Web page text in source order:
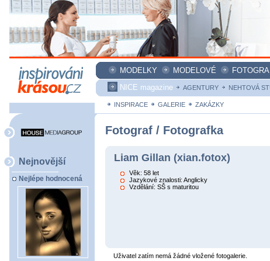
MODELKY MODELOVÉ
NICE magazine
AGENTURY NEHTOVÁ
INSPIRACE GALERIE ZAKÁZKY
Nejnovější
Nejlépe hodnocená
Fotograf / Fotografka
Liam Gillan (xian.fotox)
Věk: 58 let
Jazykové znalosti: Anglicky
Vzdělání: SŠ s maturitou
Uživatel zatím nemá žádné vložené fotogalerie.